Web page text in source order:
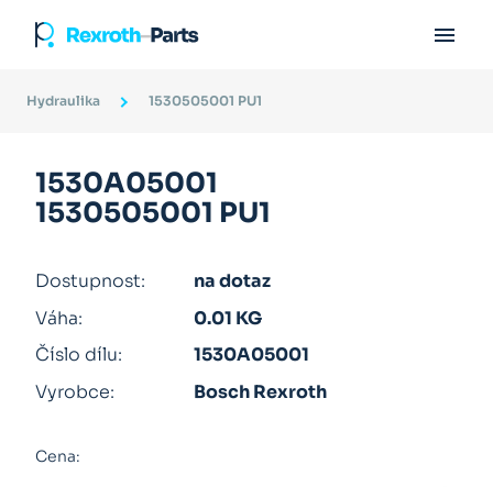

Hydraulika 1530505001 PU1
1530A05001
1530505001 PU1
Dostupnost:
na dotaz
Váha:
0.01 KG
Číslo dílu:
1530A05001
Vyrobce:
Bosch Rexroth
Cena: